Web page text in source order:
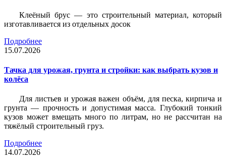
Клеёный брус — это строительный материал, который
изготавливается из отдельных досок
Подробнее
15.07.2026
Тачка для урожая, грунта и стройки: как выбрать кузов и
колёса
Для листьев и урожая важен объём, для песка, кирпича и
грунта — прочность и допустимая масса. Глубокий тонкий
кузов может вмещать много по литрам, но не рассчитан на
тяжёлый строительный груз.
Подробнее
14.07.2026